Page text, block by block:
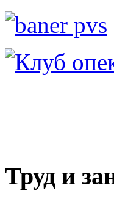
Труд и